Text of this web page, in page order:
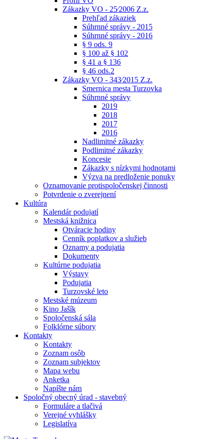
Zákazky VO - 25⁄2006 Z.z.
Prehľad zákaziek
Súhrnné správy - 2015
Súhrnné správy - 2016
§ 9 ods. 9
§ 100 až § 102
§ 41 a § 136
§ 46 ods.2
Zákazky VO - 343⁄2015 Z.z.
Smernica mesta Turzovka
Súhrnné správy
2019
2018
2017
2016
Nadlimitné zákazky
Podlimitné zákazky
Koncesie
Zákazky s nízkymi hodnotami
Výzva na predloženie ponuky
Oznamovanie protispoločenskej činnosti
Potvrdenie o zverejnení
Kultúra
Kalendár podujatí
Mestská knižnica
Otváracie hodiny
Cenník poplatkov a služieb
Oznamy a podujatia
Dokumenty
Kultúrne podujatia
Výstavy
Podujatia
Turzovské leto
Mestské múzeum
Kino Jašík
Spoločenská sála
Folklórne súbory
Kontakty
Kontakty
Zoznam osôb
Zoznam subjektov
Mapa webu
Anketka
Napíšte nám
Spoločný obecný úrad - stavebný
Formuláre a tlačivá
Verejné vyhlášky
Legislatíva